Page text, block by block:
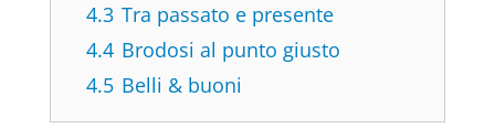
4.3 Tra passato e presente
4.4 Brodosi al punto giusto
4.5 Belli & buoni